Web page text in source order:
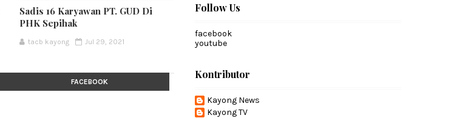
Sadis 16 Karyawan PT. GUD Di
PHK Sepihak
tacb kayong Jul 29, 2021
FACEBOOK
Follow Us
facebook
youtube
Kontributor
Kayong News
Kayong TV